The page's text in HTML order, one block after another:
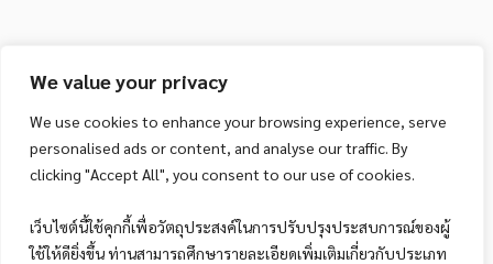
We value your privacy
We use cookies to enhance your browsing experience, serve
personalised ads or content, and analyse our traffic. By
clicking "Accept All", you consent to our use of cookies.
เว็บไซต์นี้ใช้คุกกี้เพื่อวัตถุประสงค์ในการปรับปรุงประสบการณ์ของผู้
ใช้ให้ดียิ่งขึ้น ท่านสามารถศึกษารายละเอียดเพิ่มเติมเกี่ยวกับประเภท